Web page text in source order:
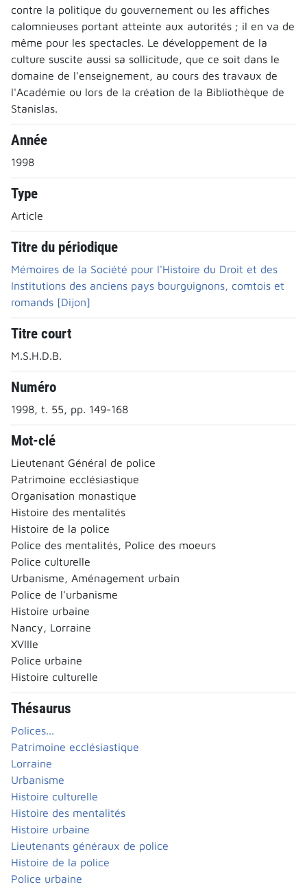
contre la politique du gouvernement ou les affiches
calomnieuses portant atteinte aux autorités ; il en va de
même pour les spectacles. Le développement de la
culture suscite aussi sa sollicitude, que ce soit dans le
domaine de l'enseignement, au cours des travaux de
l'Académie ou lors de la création de la Bibliothèque de
Stanislas.
Année
1998
Type
Article
Titre du périodique
Mémoires de la Société pour l'Histoire du Droit et des
Institutions des anciens pays bourguignons, comtois et
romands [Dijon]
Titre court
M.S.H.D.B.
Numéro
1998, t. 55, pp. 149-168
Mot-clé
Lieutenant Général de police
Patrimoine ecclésiastique
Organisation monastique
Histoire des mentalités
Histoire de la police
Police des mentalités, Police des moeurs
Police culturelle
Urbanisme, Aménagement urbain
Police de l'urbanisme
Histoire urbaine
Nancy, Lorraine
XVIIIe
Police urbaine
Histoire culturelle
Thésaurus
Polices...
Patrimoine ecclésiastique
Lorraine
Urbanisme
Histoire culturelle
Histoire des mentalités
Histoire urbaine
Lieutenants généraux de police
Histoire de la police
Police urbaine